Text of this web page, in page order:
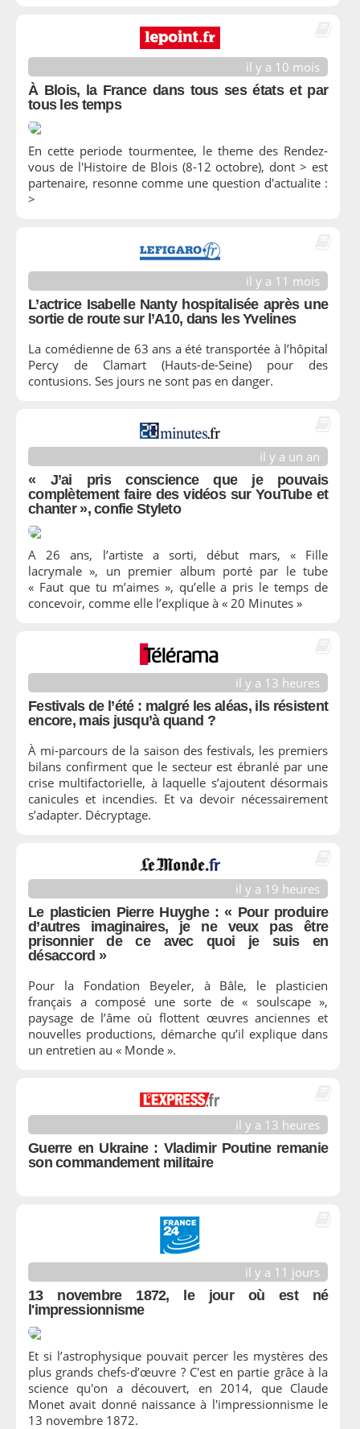
il y a 10 mois
À Blois, la France dans tous ses états et par
tous les temps
En cette periode tourmentee, le theme des Rendez-
vous de l'Histoire de Blois (8-12 octobre), dont > est
partenaire, resonne comme une question d'actualite :
>
il y a 11 mois
L’actrice Isabelle Nanty hospitalisée après une
sortie de route sur l’A10, dans les Yvelines
La comédienne de 63 ans a été transportée à l’hôpital
Percy de Clamart (Hauts-de-Seine) pour des
contusions. Ses jours ne sont pas en danger.
il y a un an
« J’ai pris conscience que je pouvais
complètement faire des vidéos sur YouTube et
chanter », confie Styleto
A 26 ans, l’artiste a sorti, début mars, « Fille
lacrymale », un premier album porté par le tube
« Faut que tu m’aimes », qu’elle a pris le temps de
concevoir, comme elle l’explique à « 20 Minutes »
il y a 13 heures
Festivals de l’été : malgré les aléas, ils résistent
encore, mais jusqu’à quand ?
À mi-parcours de la saison des festivals, les premiers
bilans confirment que le secteur est ébranlé par une
crise multifactorielle, à laquelle s’ajoutent désormais
canicules et incendies. Et va devoir nécessairement
s’adapter. Décryptage.
il y a 19 heures
Le plasticien Pierre Huyghe : « Pour produire
d’autres imaginaires, je ne veux pas être
prisonnier de ce avec quoi je suis en
désaccord »
Pour la Fondation Beyeler, à Bâle, le plasticien
français a composé une sorte de « soulscape »,
paysage de l’âme où flottent œuvres anciennes et
nouvelles productions, démarche qu’il explique dans
un entretien au « Monde ».
il y a 13 heures
Guerre en Ukraine : Vladimir Poutine remanie
son commandement militaire
il y a 11 jours
13 novembre 1872, le jour où est né
l'impressionnisme
Et si l’astrophysique pouvait percer les mystères des
plus grands chefs-d’œuvre ? C'est en partie grâce à la
science qu'on a découvert, en 2014, que Claude
Monet avait donné naissance à l'impressionnisme le
13 novembre 1872.